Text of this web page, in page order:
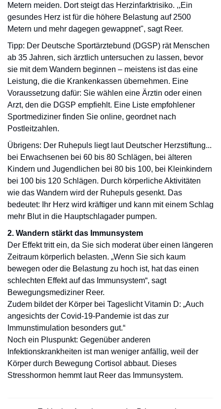
Metern meiden. Dort steigt das Herzinfarktrisiko. ,,Ein
gesundes Herz ist für die höhere Belastung auf 2500
Metern und mehr dagegen gewappnet", sagt Reer.
Tipp: Der Deutsche Sportärztebund (DGSP) rät Menschen
ab 35 Jahren, sich ärztlich untersuchen zu lassen, bevor
sie mit dem Wandern beginnen – meistens ist das eine
Leistung, die die Krankenkassen übernehmen. Eine
Voraussetzung dafür: Sie wählen eine Ärztin oder einen
Arzt, den die DGSP empfiehlt. Eine Liste empfohlener
Sportmediziner finden Sie online, geordnet nach
Postleitzahlen.
Übrigens: Der Ruhepuls liegt laut Deutscher Herzstiftung...
bei Erwachsenen bei 60 bis 80 Schlägen, bei älteren
Kindern und Jugendlichen bei 80 bis 100, bei Kleinkindern
bei 100 bis 120 Schlägen. Durch körperliche Aktivitäten
wie das Wandern wird der Ruhepuls gesenkt. Das
bedeutet: Ihr Herz wird kräftiger und kann mit einem Schlag
mehr Blut in die Hauptschlagader pumpen.
2. Wandern stärkt das Immunsystem
Der Effekt tritt ein, da Sie sich moderat über einen längeren
Zeitraum körperlich belasten. „Wenn Sie sich kaum
bewegen oder die Belastung zu hoch ist, hat das einen
schlechten Effekt auf das Immunsystem“, sagt
Bewegungsmediziner Reer.
Zudem bildet der Körper bei Tageslicht Vitamin D: „Auch
angesichts der Covid-19-Pandemie ist das zur
Immunstimulation besonders gut.“
Noch ein Pluspunkt: Gegenüber anderen
Infektionskrankheiten ist man weniger anfällig, weil der
Körper durch Bewegung Cortisol abbaut. Dieses
Stresshormon hemmt laut Reer das Immunsystem.